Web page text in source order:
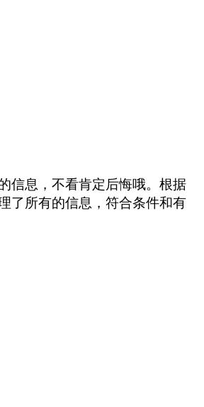
信息， 不看肯定后悔哦。 根据
了所有的信息，符合条件和有